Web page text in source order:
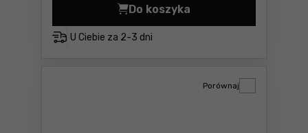
U Ciebie za 2-3 dni
Do koszyka
Klucz typu żabka 12"
Porównaj